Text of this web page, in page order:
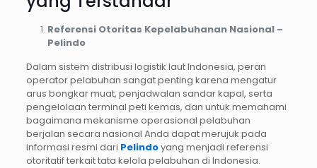
Referensi Otoritas Kepelabuhanan Nasional –
Pelindo
Dalam sistem distribusi logistik laut Indonesia, peran
operator pelabuhan sangat penting karena mengatur
arus bongkar muat, penjadwalan sandar kapal, serta
pengelolaan terminal peti kemas, dan untuk memahami
bagaimana mekanisme operasional pelabuhan
berjalan secara nasional Anda dapat merujuk pada
informasi resmi dari Pelindoyang menjadi referensi
otoritatif terkait tata kelola pelabuhan di Indonesia.